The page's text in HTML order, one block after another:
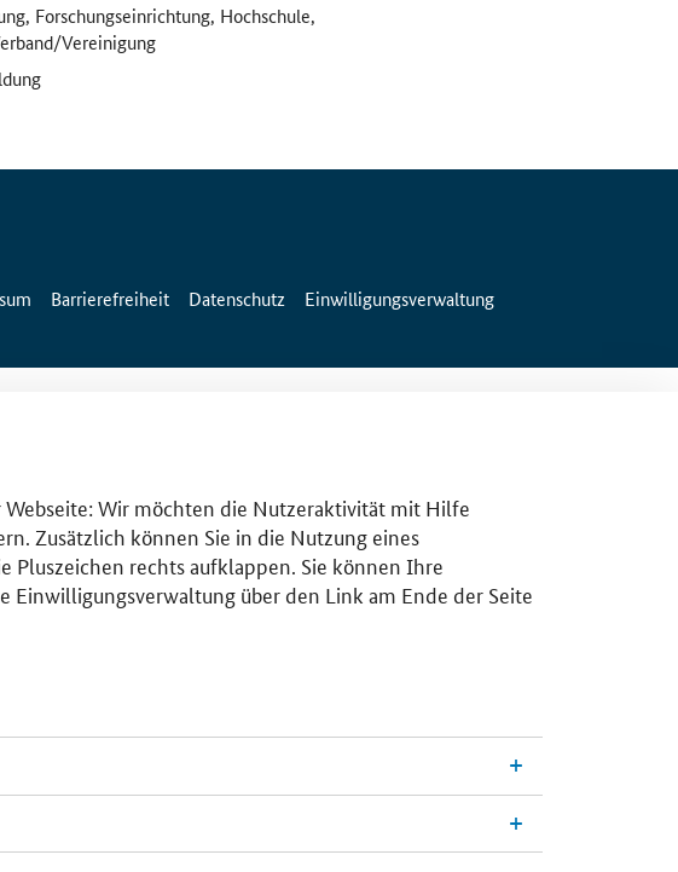
Forschungseinrichtung, Hochschule,
Vereinigung
Barrierefreiheit Datenschutz Einwilligungsverwaltung
Wir möchten die Nutzeraktivität mit Hilfe
Zusätzlich können Sie in die Nutzung eines
rechts aufklappen. Sie können Ihre
über den Link am Ende der Seite